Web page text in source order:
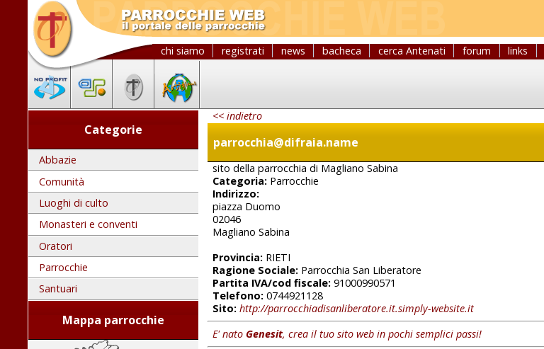
chi siamo registrati news bacheca cerca Antenati forum links
Categorie
Abbazie
Comunità
Luoghi di culto
Monasteri e conventi
Oratori
Parrocchie
Santuari
Mappa parrocchie
<< indietro
parrocchia@difraia.name
sito della parrocchia di Magliano Sabina
Categoria: Parrocchie
Indirizzo:
piazza Duomo
02046
Magliano Sabina
Provincia: RIETI
Ragione Sociale: Parrocchia San Liberatore
Partita IVA/cod fiscale: 91000990571
Telefono: 0744921128
Sito: http://parrocchiadisanliberatore.it.simply-website.it
E' nato Genesit, crea il tuo sito web in pochi semplici passi!